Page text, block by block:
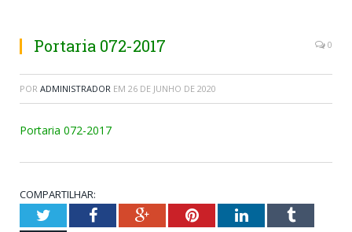
Portaria 072-2017 0
POR ADMINISTRADOR EM 26 DE JUNHO DE 2020
Portaria 072-2017
COMPARTILHAR:
TwitterFacebookGoogle+PinterestLinkedInTumblr